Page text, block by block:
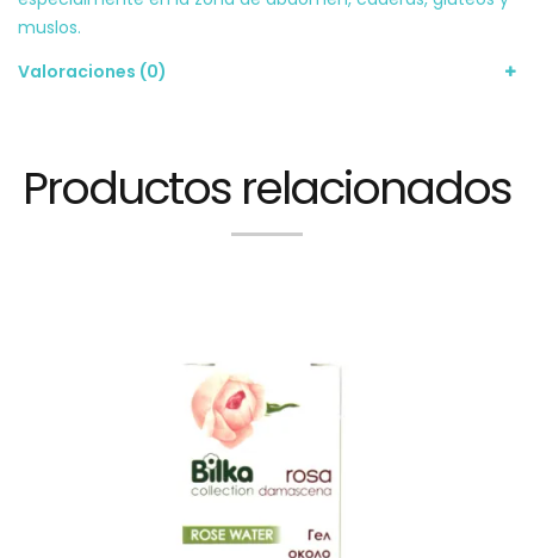
muslos.
Valoraciones (0)
Productos relacionados